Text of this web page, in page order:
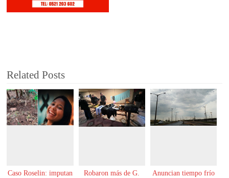
Related Posts
Caso Roselin: imputan
Robaron más de G.
Anuncian tiempo frío